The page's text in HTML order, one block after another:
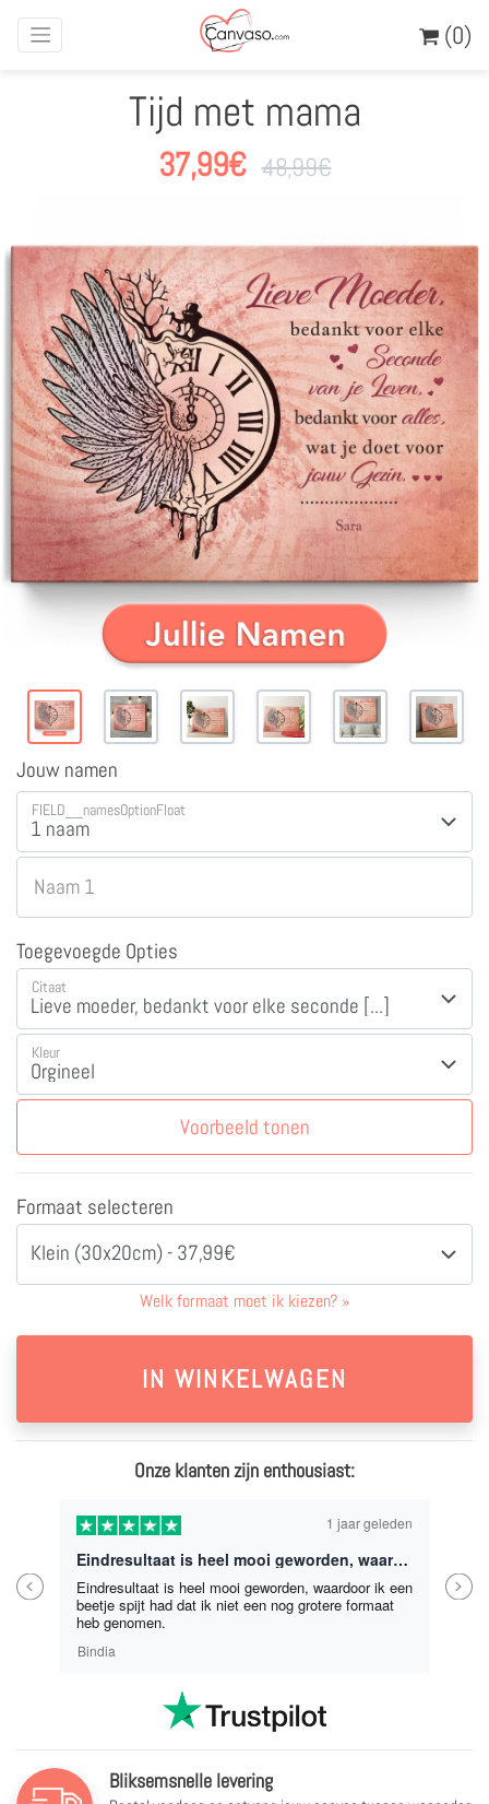
(0)
Tijd met mama
37,99€ 48,99€
Jouw namen
FIELD__namesOptionFloat
Naam 1
Toegevoegde Opties
Citaat
Kleur
Voorbeeld tonen
Formaat selecteren
Klein (30x20cm) - 37,99€
Welk formaat moet ik kiezen? »
Onze klanten zijn enthousiast:
Previous
1 jaar geleden
Eindresultaat is heel mooi geworden, waardoor ik een beetje spijt had dat ik niet een nog grotere formaat heb genomen.
Eindresultaat is heel mooi geworden, waardoor ik een
beetje spijt had dat ik niet een nog grotere formaat
heb genomen.
Bindia
Next
Bliksemsnelle levering